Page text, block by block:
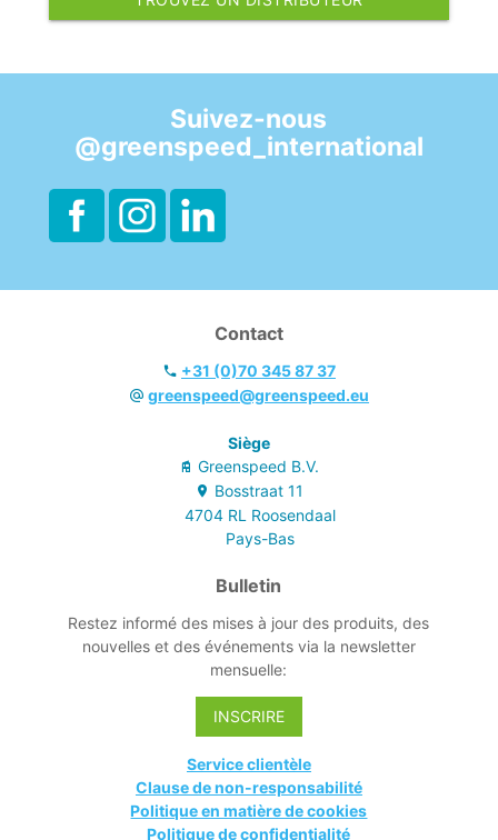
Suivez-nous
@greenspeed_international
Contact
+31 (0)70 345 87 37
greenspeed@greenspeed.eu
Siège
Greenspeed B.V.
Bosstraat 11
4704 RL Roosendaal
Pays-Bas
Bulletin
Restez informé des mises à jour des produits, des
nouvelles et des événements via la newsletter
mensuelle:
INSCRIRE
Service clientèle
Clause de non-responsabilité
Politique en matière de cookies
Politique de confidentialité